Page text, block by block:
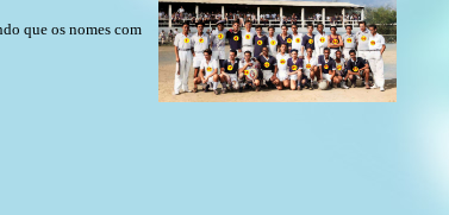
que os nomes com